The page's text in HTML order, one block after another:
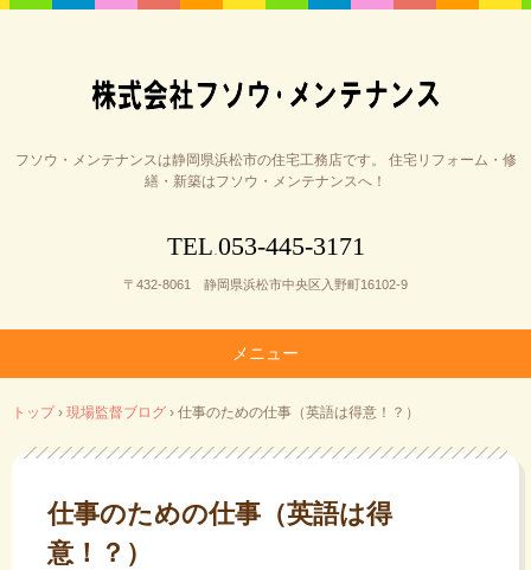
フソウ・メンテナンスは静岡県浜松市の住宅工務店です。 住宅リフォーム・修
繕・新築はフソウ・メンテナンスへ！
TEL 053-445-3171
〒432-8061 静岡県浜松市中央区入野町16102-9
メニュー
ン
テ
トップ › 現場監督ブログ › 仕事のための仕事（英語は得意！？）
仕事のための仕事（英語は得
意！？）